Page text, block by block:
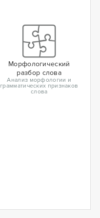
Морфологический
разбор слова
Анализ морфологии и
грамматических признаков
слова